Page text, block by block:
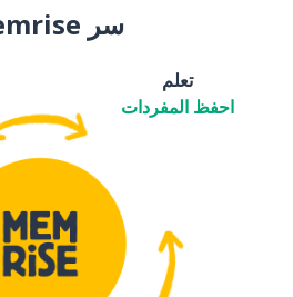
سر Memrise
تعلم
احفظ المفردات